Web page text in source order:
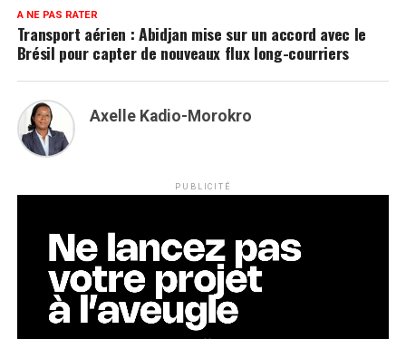
A NE PAS RATER
Transport aérien : Abidjan mise sur un accord avec le
Brésil pour capter de nouveaux flux long-courriers
Axelle Kadio-Morokro
PUBLICITÉ